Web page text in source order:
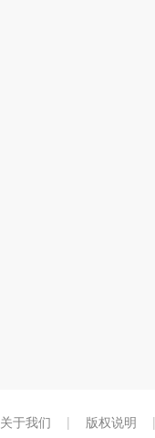
关于我们 | 版权说明 |